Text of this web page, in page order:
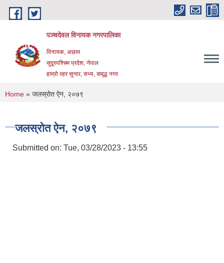
Skip to main content
पञ्चदेवल विनायक नगरपालिका
विनायक, अछाम
सुदूरपश्चिम प्रदेश, नेपाल
हाम्रो रहर सुन्दर, सभ्य, समृद्ध नगर
You are here
Home » जलस्रोत ऐन, २०७९
जलस्रोत ऐन, २०७९
Submitted on: Tue, 03/28/2023 - 13:55